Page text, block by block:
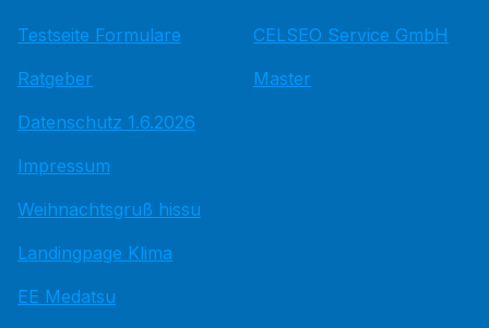
Testseite Formulare
Ratgeber
Datenschutz 1.6.2026
Impressum
Weihnachtsgruß hissu
Landingpage Klima
EE Medatsu
CELSEO Service GmbH
Master